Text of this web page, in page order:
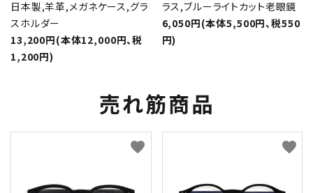
日本製,羊革,メガネケース,グラ
スホルダー
13,200円(本体12,000円、税
1,200円)
ラス,ブルーライトカット老眼鏡
6,050円(本体5,500円、税550
円)
売れ筋商品
favorite favorite